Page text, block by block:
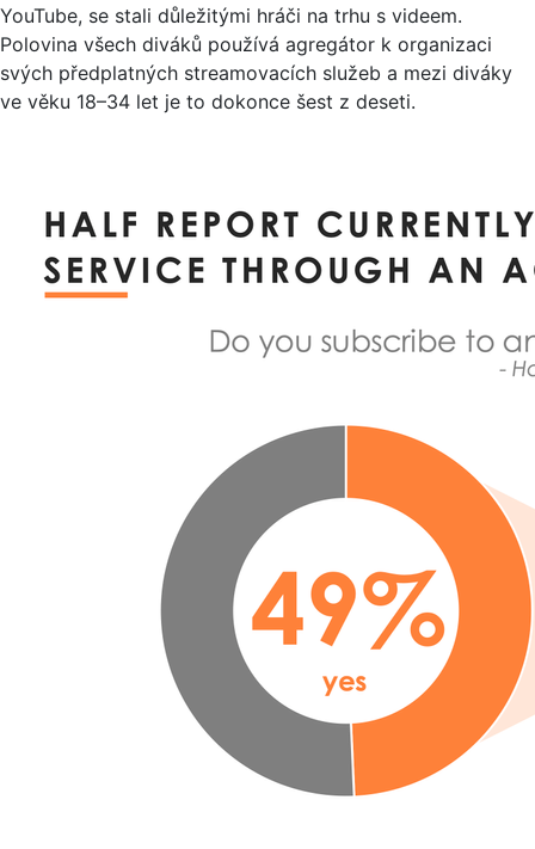
YouTube, se stali důležitými hráči na trhu s videem.
Polovina všech diváků používá agregátor k organizaci
svých předplatných streamovacích služeb a mezi diváky
ve věku 18–34 let je to dokonce šest z deseti.